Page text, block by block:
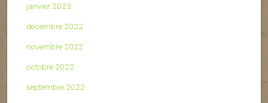
janvier 2023
décembre 2022
novembre 2022
octobre 2022
septembre 2022